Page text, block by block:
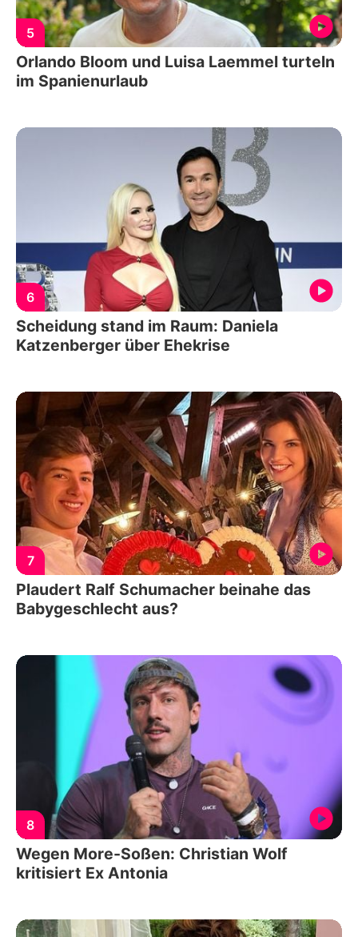
5
Orlando Bloom und Luisa Laemmel turteln
im Spanienurlaub
6
Scheidung stand im Raum: Daniela
Katzenberger über Ehekrise
7
Plaudert Ralf Schumacher beinahe das
Babygeschlecht aus?
8
Wegen More-Soßen: Christian Wolf
kritisiert Ex Antonia